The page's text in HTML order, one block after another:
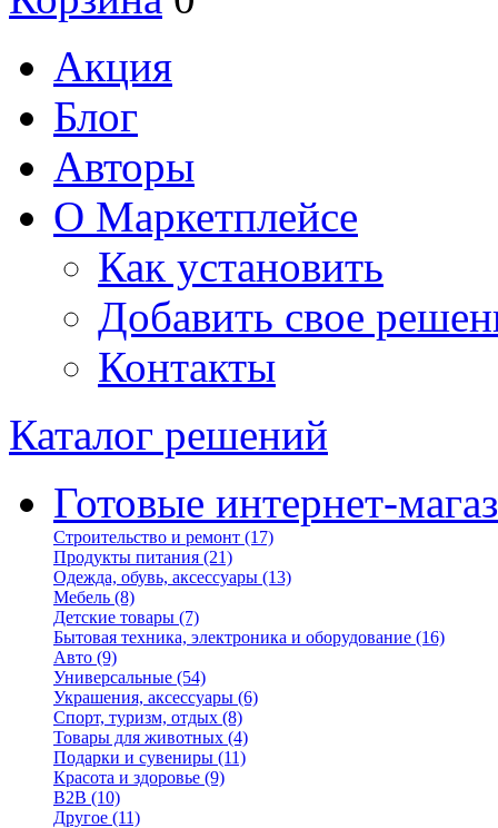
Акция
Блог
Авторы
О Маркетплейсе
Как установить
Добавить свое
Контакты
Каталог решений
Готовые интернет-
Строительство и ремонт (17)
Продукты питания (21)
Одежда, обувь, аксессуары (13)
Мебель (8)
Детские товары (7)
Бытовая техника, электроника и оборудование (16)
Авто (9)
Универсальные (54)
Украшения, аксессуары (6)
Спорт, туризм, отдых (8)
Товары для животных (4)
Подарки и сувениры (11)
Красота и здоровье (9)
B2B (10)
Другое (11)